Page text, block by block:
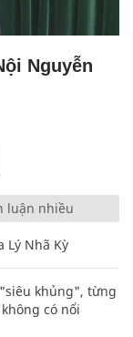
Nguyễn
luận nhiều
Lý Nhã Kỳ
khủng", từng
có nổi